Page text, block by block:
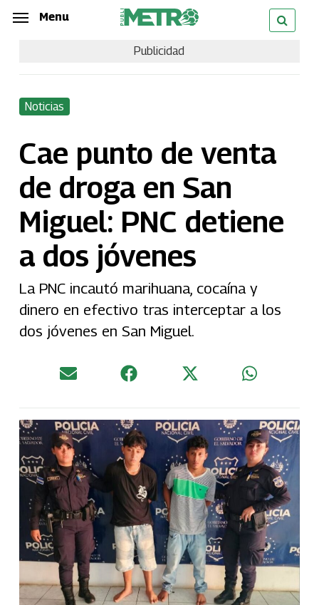
Skip
content
Menu
Publicidad
Noticias
Cae punto de venta
de droga en San
Miguel: PNC detiene
a dos jóvenes
La PNC incautó marihuana, cocaína y
dinero en efectivo tras interceptar a los
dos jóvenes en San Miguel.
Menu